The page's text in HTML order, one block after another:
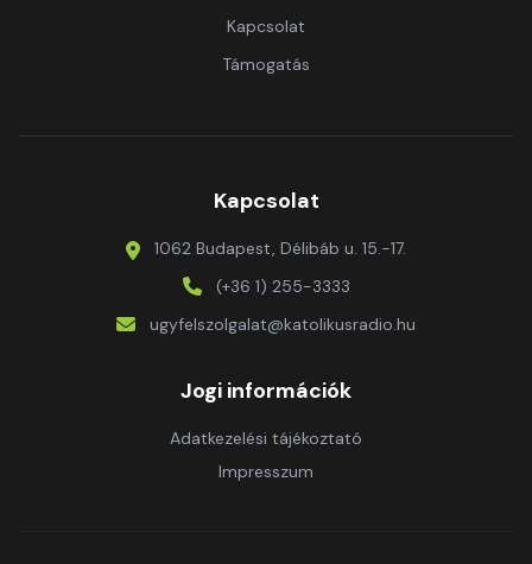
Kapcsolat
Támogatás
Kapcsolat
1062 Budapest, Délibáb u. 15.-17.
(+36 1) 255-3333
ugyfelszolgalat@katolikusradio.hu
Jogi információk
Adatkezelési tájékoztató
Impresszum